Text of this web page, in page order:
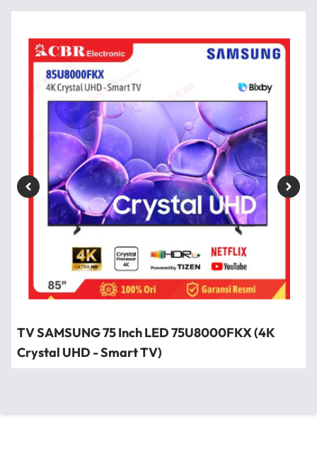
TV SAMSUNG 75 Inch LED 75U8000FKX (4K
Crystal UHD - Smart TV)